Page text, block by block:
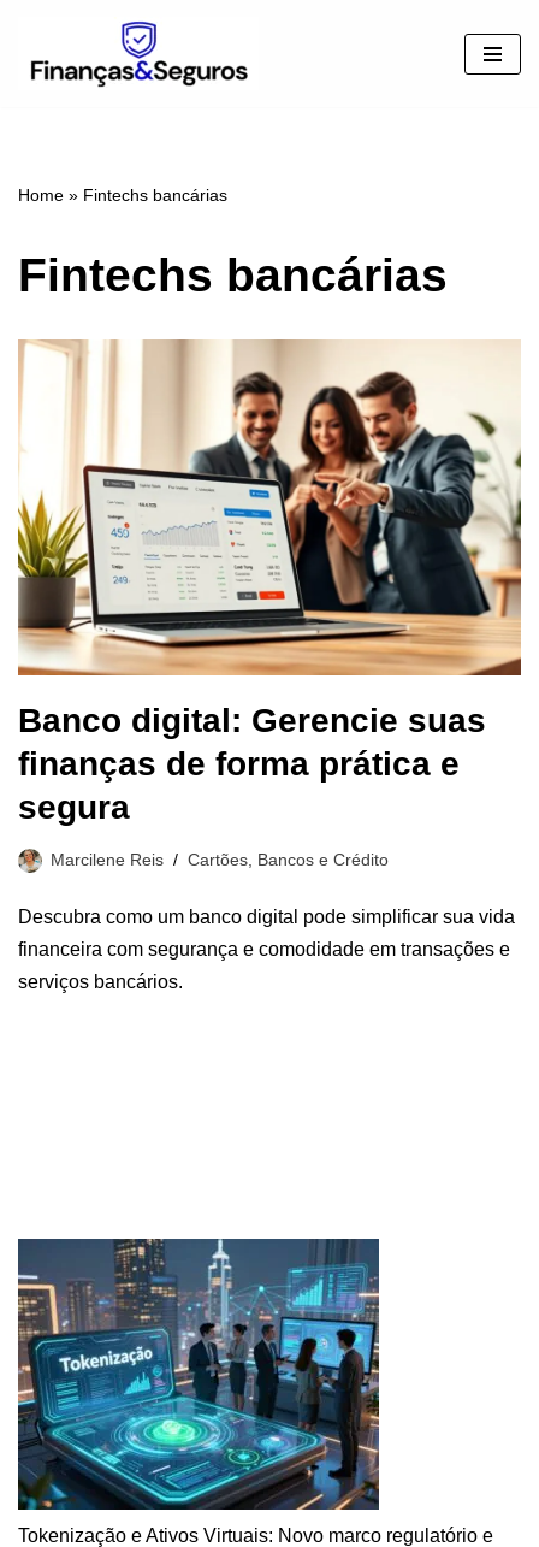
Pular
Home » Fintechs bancárias
Fintechs bancárias
Banco digital: Gerencie suas
finanças de forma prática e
segura
Marcilene Reis Cartões, Bancos e Crédito
Descubra como um banco digital pode simplificar sua vida
financeira com segurança e comodidade em transações e
serviços bancários.
Tokenização e Ativos Virtuais: Novo marco regulatório e